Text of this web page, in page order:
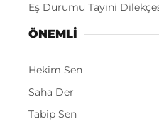
Eş Durumu Tayini
ÖNEMLI
Hekim Sen
Saha Der
Tabip Sen